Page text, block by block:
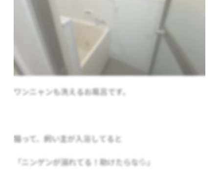
ワンニャンも洗えるお風呂です。
猫って、飼い主が入浴してると
「ニンゲンが溺れてる！助けたらな💦」